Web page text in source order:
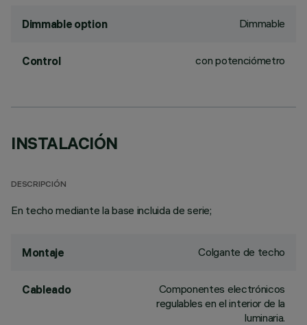
Dimmable option Dimmable
Control con potenciómetro
INSTALACIÓN
DESCRIPCIÓN
En techo mediante la base incluida de serie;
Montaje Colgante de techo
Cableado
Componentes electrónicos
regulables en el interior de la
luminaria.